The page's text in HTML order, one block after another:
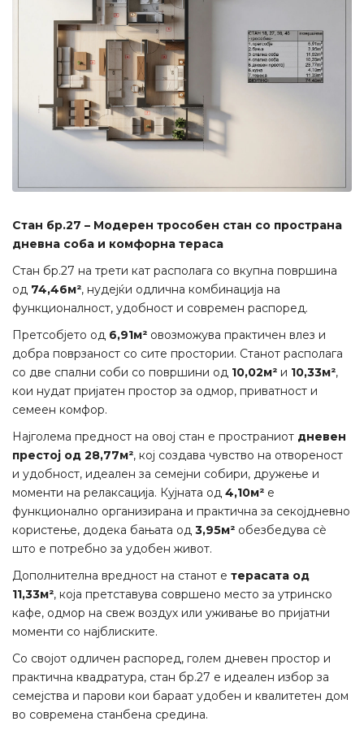
Стан бр.27 – Модерен трособен стан со пространа
дневна соба и комфорна тераса
Стан бр.27 на трети кат располага со вкупна површина
од 74,46м², нудејќи одлична комбинација на
функционалност, удобност и современ распоред.
Претсобјето од 6,91м² овозможува практичен влез и
добра поврзаност со сите простории. Станот располага
со две спални соби со површини од 10,02м² и 10,33м²,
кои нудат пријатен простор за одмор, приватност и
семеен комфор.
Најголема предност на овој стан е пространиот дневен
престој од 28,77м², кој создава чувство на отвореност
и удобност, идеален за семејни собири, дружење и
моменти на релаксација. Кујната од 4,10м² е
функционално организирана и практична за секојдневно
користење, додека бањата од 3,95м² обезбедува сè
што е потребно за удобен живот.
Дополнителна вредност на станот е терасата од
11,33м², која претставува совршено место за утринско
кафе, одмор на свеж воздух или уживање во пријатни
моменти со најблиските.
Со својот одличен распоред, голем дневен простор и
практична квадратура, стан бр.27 е идеален избор за
семејства и парови кои бараат удобен и квалитетен дом
во современа станбена средина.